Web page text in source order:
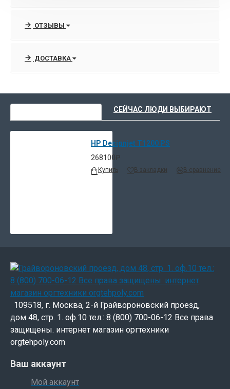
ОТЗЫВЫ
ДОСТАВКА
СЕЙЧАС ЛЮДИ ВЫБИРАЮТ
HP Designjet T1200 PS
268100₽
Купить В закладки В сравнение
109518, г. Москва, 2-й Грайвороновский проезд,
дом 48, стр. 1. оф.10 тел.: 8 (800) 700-06-12 Все права
защищены. интернет магазин оргтехники
orgtehpoly.com
Ваш аккаунт
Мой аккаунт